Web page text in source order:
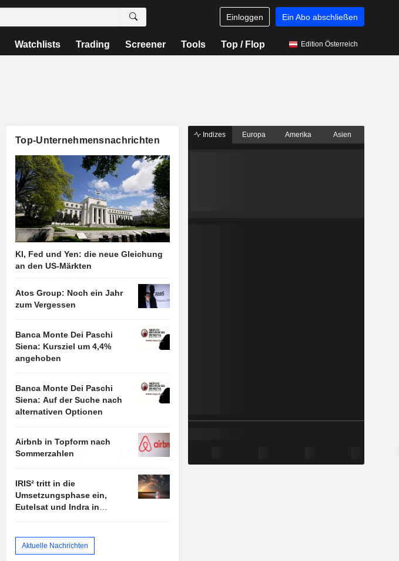
Einloggen Ein Abo abschließen
Watchlists Trading Screener Tools Top / Flop Edition Österreich
Top-Unternehmensnachrichten
KI, Fed und Yen: die neue Gleichung
an den US-Märkten
Atos Group: Noch ein Jahr
zum Vergessen
Banca Monte Dei Paschi
Siena: Kursziel um 4,4%
angehoben
Banca Monte Dei Paschi
Siena: Auf der Suche nach
alternativen Optionen
Airbnb in Topform nach
Sommerzahlen
IRIS² tritt in die
Umsetzungsphase ein,
Eutelsat und Indra in
Aktuelle Nachrichten
Indizes Europa Amerika Asien